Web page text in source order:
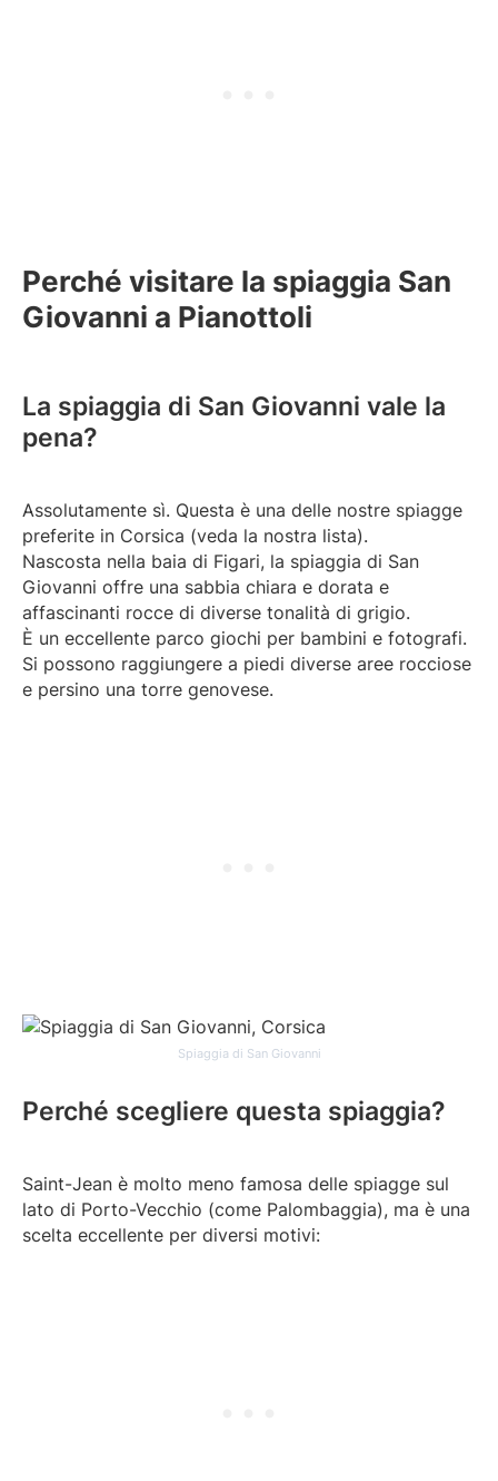
Perché visitare la spiaggia San
Giovanni a Pianottoli
La spiaggia di San Giovanni vale la
pena?
Assolutamente sì. Questa è una delle nostre spiagge
preferite in Corsica (veda la nostra lista).
Nascosta nella baia di Figari, la spiaggia di San
Giovanni offre una sabbia chiara e dorata e
affascinanti rocce di diverse tonalità di grigio.
È un eccellente parco giochi per bambini e fotografi.
Si possono raggiungere a piedi diverse aree rocciose
e persino una torre genovese.
Spiaggia di San Giovanni
Perché scegliere questa spiaggia?
Saint-Jean è molto meno famosa delle spiagge sul
lato di Porto-Vecchio (come Palombaggia), ma è una
scelta eccellente per diversi motivi: